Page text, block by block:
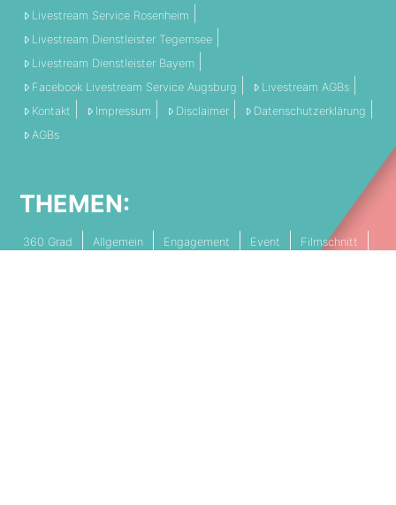
Livestream Service Rosenheim
Livestream Dienstleister Tegernsee
Livestream Dienstleister Bayern
Facebook Livestream Service Augsburg
Livestream AGBs
Kontakt
Impressum Disclaimer
Datenschutzerklärung
AGBs
THEMEN:
360 Grad Allgemein Engagement Event
Filmschnitt